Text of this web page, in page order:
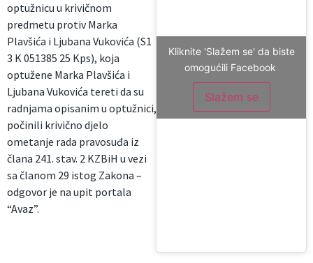
optužnicu u krivičnom
predmetu protiv Marka
Plavšića i Ljubana Vukovića (S1
3 K 051385 25 Kps), koja
optužene Marka Plavšića i
Ljubana Vukovića tereti da su
radnjama opisanim u optužnici,
počinili krivično djelo
ometanje rada pravosuđa iz
člana 241. stav. 2 KZBiH u vezi
sa članom 29 istog Zakona –
odgovor je na upit portala
“Avaz”.
Kliknite 'Slažem se' da biste
omogućili Facebook
Slažem se